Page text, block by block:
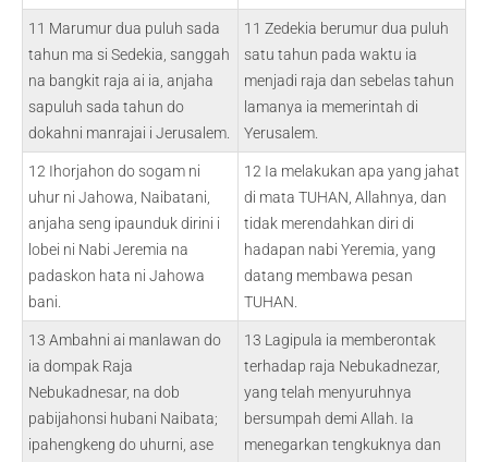
11 Marumur dua puluh sada
tahun ma si Sedekia, sanggah
na bangkit raja ai ia, anjaha
sapuluh sada tahun do
dokahni manrajai i Jerusalem.
11 Zedekia berumur dua puluh
satu tahun pada waktu ia
menjadi raja dan sebelas tahun
lamanya ia memerintah di
Yerusalem.
12 Ihorjahon do sogam ni
uhur ni Jahowa, Naibatani,
anjaha seng ipaunduk dirini i
lobei ni Nabi Jeremia na
padaskon hata ni Jahowa
bani.
12 Ia melakukan apa yang jahat
di mata TUHAN, Allahnya, dan
tidak merendahkan diri di
hadapan nabi Yeremia, yang
datang membawa pesan
TUHAN.
13 Ambahni ai manlawan do
ia dompak Raja
Nebukadnesar, na dob
pabijahonsi hubani Naibata;
ipahengkeng do uhurni, ase
13 Lagipula ia memberontak
terhadap raja Nebukadnezar,
yang telah menyuruhnya
bersumpah demi Allah. Ia
menegarkan tengkuknya dan